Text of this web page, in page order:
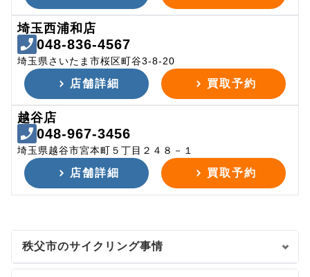
埼玉西浦和店
048-836-4567
埼玉県さいたま市桜区町谷3-8-20
店舗詳細 買取予約
越谷店
048-967-3456
埼玉県越谷市宮本町５丁目２４８－１
店舗詳細 買取予約
秩父市のサイクリング事情